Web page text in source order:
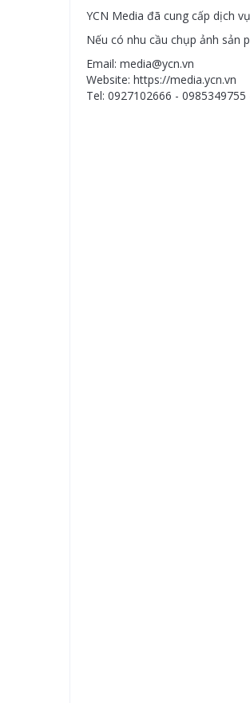
YCN Media đã cung cấp dịch
Nếu có nhu cầu chụp ảnh sản
Email: media@ycn.vn
Website: https://media.ycn.vn
Tel: 0927102666 -